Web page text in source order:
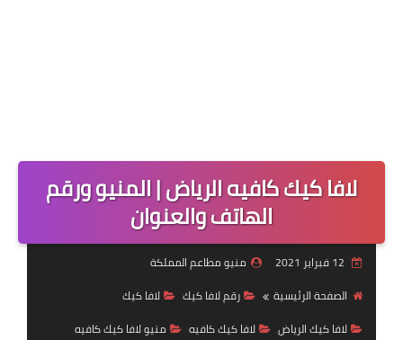
لافا كيك كافيه الرياض | المنيو ورقم
الهاتف والعنوان
منيو مطاعم المملكة
الصفحة الرئيسية
رقم لافا كيك
لافا كيك
لافا كيك الرياض
لافا كيك كافيه
منيو لافا كيك كافيه